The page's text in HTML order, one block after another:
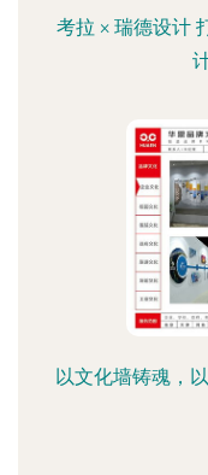
考拉 × 瑞德设计
以文化墙铸魂，